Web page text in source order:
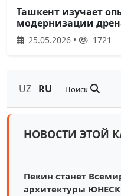
Ташкент изучает
модернизации
25.05.2026 • 1721
UZ RU Поиск
НОВОСТИ ЭТОЙ
Пекин станет
архитектуры